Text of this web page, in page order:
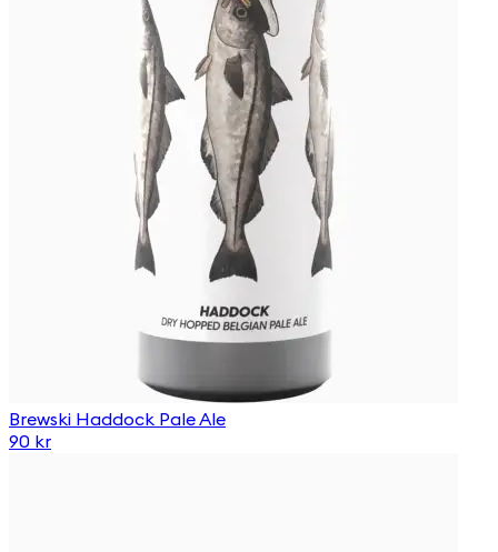
Brewski Haddock Pale Ale
90 kr